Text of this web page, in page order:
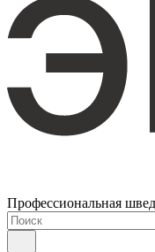
Профессиональная